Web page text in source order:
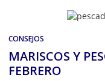
CONSEJOS
MARISCOS Y
FEBRERO